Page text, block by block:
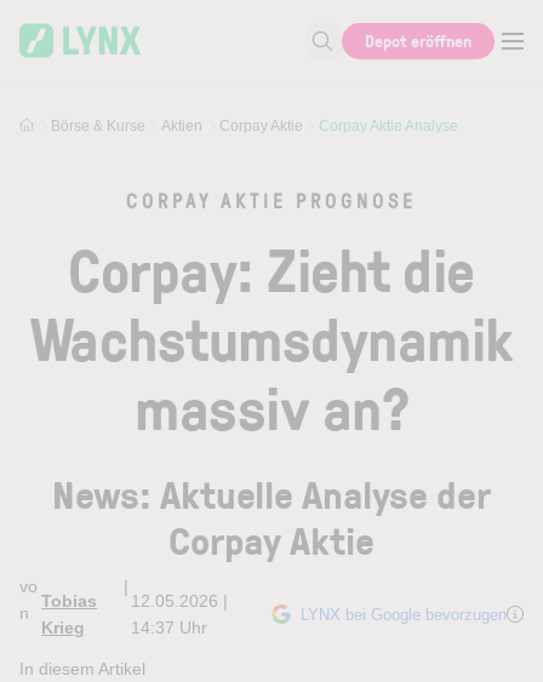
Suche nach Aktie, Autor...
Depot eröffnen
Börse & Kurse Aktien Corpay Aktie Corpay Aktie Analyse
CORPAY AKTIE PROGNOSE
Corpay: Zieht die
Wachstumsdynamik
massiv an?
News: Aktuelle Analyse der
Corpay Aktie
vo
n
Tobias
Krieg
|
12.05.2026 |
14:37 Uhr
LYNX bei Google bevorzugen
In diesem Artikel